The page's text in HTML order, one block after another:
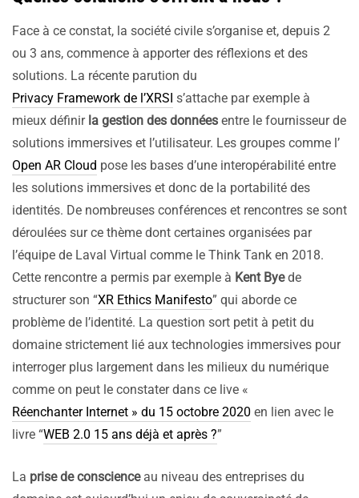
Face à ce constat, la société civile s’organise et, depuis 2
ou 3 ans, commence à apporter des réflexions et des
solutions. La récente parution du
Privacy Framework de l’XRSI s’attache par exemple à
mieux définirla gestion des données entre le fournisseur de
solutions immersives et l’utilisateur. Les groupes comme l’
Open AR Cloud pose les bases d’une interopérabilité entre
les solutions immersives et donc de la portabilité des
identités. De nombreuses conférences et rencontres se sont
déroulées sur ce thème dont certaines organisées par
l’équipe de Laval Virtual comme le Think Tank en 2018.
Cette rencontre a permis par exemple à Kent Byede
structurer son “XR Ethics Manifesto” qui aborde ce
problème de l’identité. La question sort petit à petit du
domaine strictement lié aux technologies immersives pour
interroger plus largement dans les milieux du numérique
comme on peut le constater dans ce live «
Réenchanter Internet » du 15 octobre 2020 en lien avec le
livre “WEB 2.0 15 ans déjà et après ?”
La prise de conscienceau niveau des entreprises du